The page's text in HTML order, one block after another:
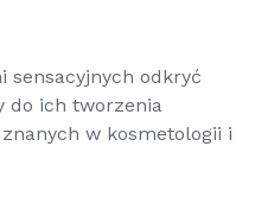
sensacyjnych odkryć
do ich tworzenia
w kosmetologii i